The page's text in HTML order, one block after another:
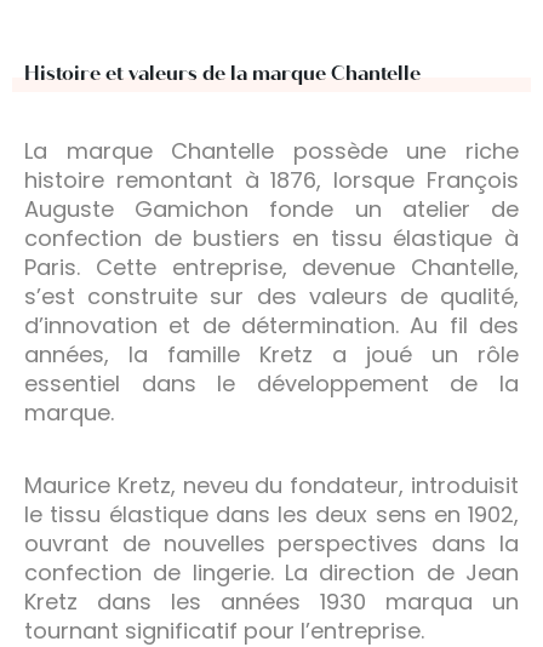
Histoire et valeurs de la marque Chantelle
La marque Chantelle possède une riche
histoire remontant à 1876, lorsque François
Auguste Gamichon fonde un atelier de
confection de bustiers en tissu élastique à
Paris. Cette entreprise, devenue Chantelle,
s’est construite sur des valeurs de qualité,
d’innovation et de détermination. Au fil des
années, la famille Kretz a joué un rôle
essentiel dans le développement de la
marque.
Maurice Kretz, neveu du fondateur, introduisit
le tissu élastique dans les deux sens en 1902,
ouvrant de nouvelles perspectives dans la
confection de lingerie. La direction de Jean
Kretz dans les années 1930 marqua un
tournant significatif pour l’entreprise.